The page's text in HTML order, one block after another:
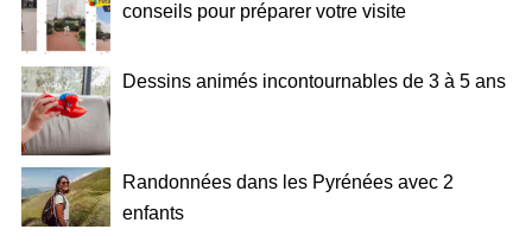
conseils pour préparer votre visite
Dessins animés incontournables de 3 à 5 ans
Randonnées dans les Pyrénées avec 2
enfants